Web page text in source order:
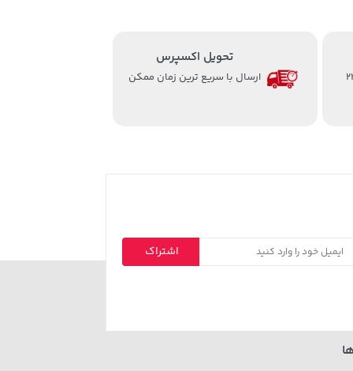
8 الی 24
تحویل اکسپرس
ارسال با سریع ترین زمان ممکن
اشتراک